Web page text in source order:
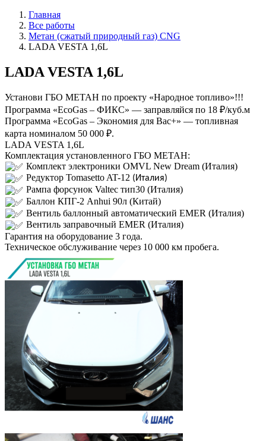
Главная
Все работы
Метан (сжатый природный газ) CNG
LADA VESTA 1,6L
LADA VESTA 1,6L
Установи ГБО МЕТАН по проекту «Народное топливо»!!!
Программа «EcoGas – ФИКС» — заправляйся по 18 ₽/куб.м
Программа «EcoGas – Экономия для Вас+» — топливная
карта номиналом 50 000 ₽.
LADA VESTA 1,6L
Комплектация установленного ГБО МЕТАН:
Комплект электроники OMVL New Dream (Италия)
РедукторTomasetto AT-12 (Италия)
Рампа форсунок Valtec тип30 (Италия)
Баллон КПГ-2 Anhui 90л (Китай)
Вентиль баллонный автоматический EMER (Италия)
Вентиль заправочный EMER (Италия)
Гарантия на оборудование 3 года.
Техническое обслуживание через 10 000 км пробега.